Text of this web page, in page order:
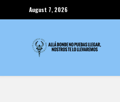
August 7, 2026